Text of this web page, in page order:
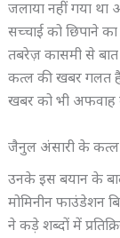
जलाया नहीं गया था
सच्चाई को छिपाने
तबरेज़ कासमी से
कत्ल की खबर गलत है
खबर को भी अफवाह
जैनुल अंसारी के कत्ल
उनके इस बयान के बाद
मोमिनीन फाउंडेशन
ने कड़े शब्दों में